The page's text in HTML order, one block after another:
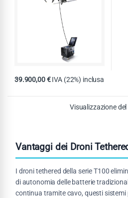
39.900,00€ IVA (22%) inclusa
Visualizzazione
Vantaggi dei Droni
I droni tethered della serie T100
di autonomia delle batterie
continua tramite cavo, questi sistemi